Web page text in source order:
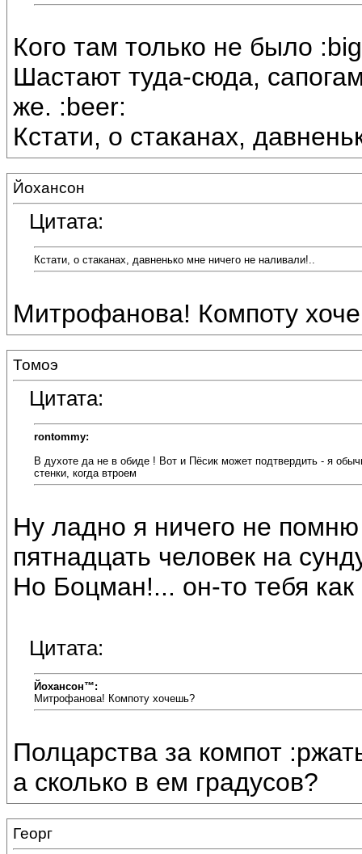
Кого там только не было
Шастают туда-сюда,
же. :beer:
Кстати, о стаканах,
Йохансон
Цитата:
Кстати, о стаканах, давненько мне ничего не наливали!..
Митрофанова! Компоту
Томоэ
Цитата:
rontommy:
В духоте да не в обиде ! Вот и Пёсик может подтвердить - я
стенки, когда втроем
Ну ладно я ничего не
пятнадцать человек на
Но Боцман!... он-то тебя
Цитата:
Йохансон™:
Митрофанова! Компоту хочешь?
Полцарства за компот
а сколько в ем градусов?
Георг